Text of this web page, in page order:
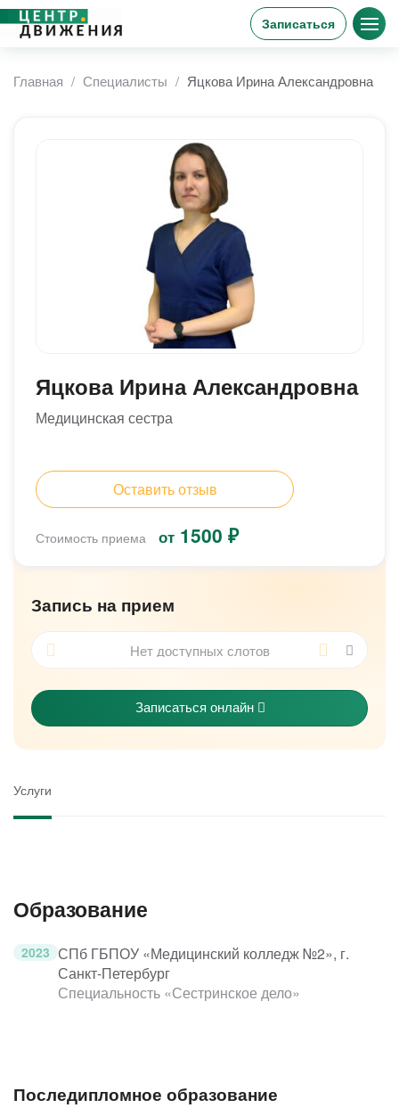
Записаться
Главная Специалисты Яцкова Ирина Александровна
Яцкова Ирина Александровна
Медицинская сестра
Оставить отзыв
Стоимость приема от 1500 ₽
Запись на прием
Записаться онлайн
Услуги
Образование
2023 СПб ГБПОУ «Медицинский колледж №2», г.
Санкт-Петербург
Специальность «Сестринское дело»
Последипломное образование